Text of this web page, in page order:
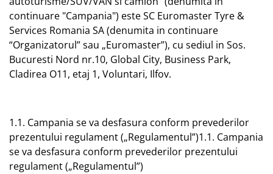
continuare "Campania") este SC Euromaster Tyre &
Services Romania SA (denumita in continuare
“Organizatorul” sau „Euromaster”), cu sediul in Sos.
Bucuresti Nord nr.10, Global City, Business Park,
Cladirea O11, etaj 1, Voluntari, Ilfov.
1.1. Campania se va desfasura conform prevederilor
prezentului regulament („Regulamentul”)1.1. Campania
se va desfasura conform prevederilor prezentului
regulament („Regulamentul”)